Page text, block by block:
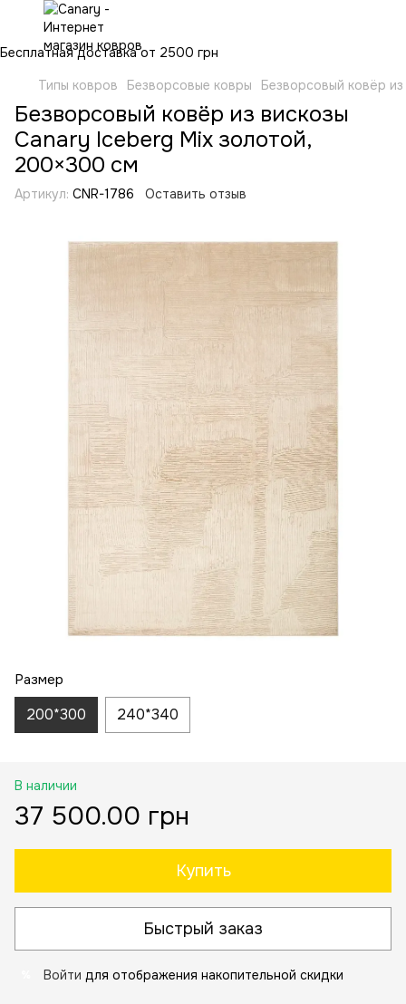
Бесплатная доставка от 2500 грн
Типы ковров
Безворсовые ковры Безворсовый ковёр
Безворсовый ковёр из вискозы
Canary Iceberg Mix золотой,
200×300 см
Артикул: CNR-1786 Оставить отзыв
Размер
200*300 240*340
В наличии
37 500.00 грн
Купить
Быстрый заказ
Войти для отображения накопительной скидки